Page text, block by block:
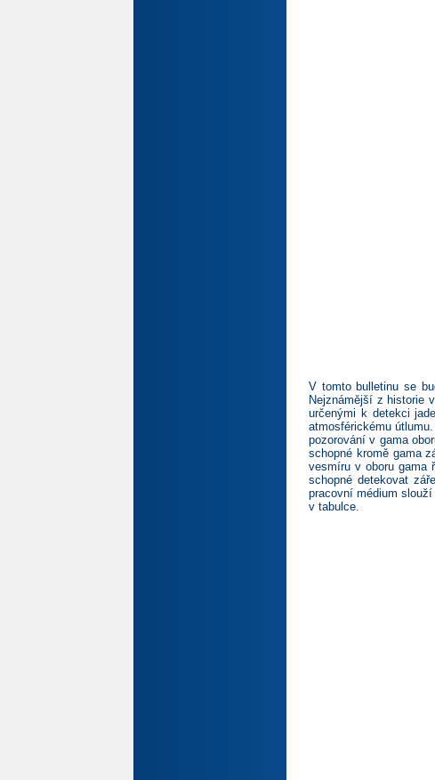
V tomto bulletinu se
Nejznámější z historie
určenými k detekci
atmosférickému
pozorování v gama
schopné kromě gama
vesmíru v oboru gama
schopné detekovat
pracovní médium
v tabulce.